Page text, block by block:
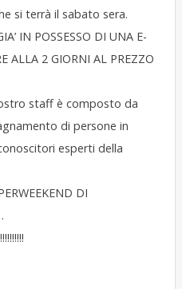
si terrà il sabato sera.
IN POSSESSO DI UNA E-
ALLA 2 GIORNI AL PREZZO
staff è composto da
di persone in
esperti della
DI